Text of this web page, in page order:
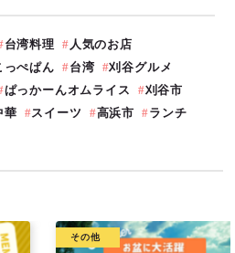
台湾料理
人気のお店
っぺぱん 台湾
刈谷グルメ
ぱっかーんオムライス
刈谷市
華 スイーツ 高浜市
ランチ
その他